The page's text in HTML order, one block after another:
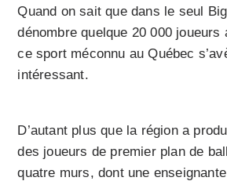
Quand on sait que dans le seul
dénombre quelque 20 000 joueurs
ce sport méconnu au Québec
intéressant.
D’autant plus que la région a
des joueurs de premier plan de
quatre murs, dont une